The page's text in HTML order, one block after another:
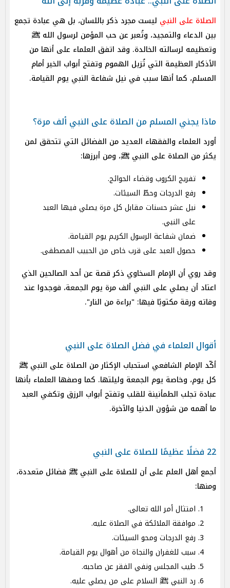
الصلاة على النبي ليست مجرد ذكر باللسان، بل هي عبادة تجمع
بين الدعاء والتمجيد، وتُعبر عن حب المؤمن لرسول الله ﷺ
وتعظيمه لرسالته الخالدة. وقد اتفق العلماء على أنها من
الأذكار العظيمة التي تُزيل الهموم وتفتح أبواب الخير أمام
المسلم، كما أنها سبب في نيل شفاعة النبي يوم القيامة.
ماذا يجني المسلم من الصلاة على النبي ألف مرة؟
أورد العلماء والفقهاء العديد من الفضائل التي تتحقق لمن
يكثر من الصلاة على النبي ﷺ، ومن أبرزها:
تفريج الكروب وقضاء الحوائج.
رفع الدرجات وحطّ السيئات.
نيل عشر حسنات مقابل كل مرة يصلي فيها العبد
على النبي.
ضمان شفاعة الرسول الكريم يوم القيامة.
حصول العبد على قرب خاص من الحبيب المصطفى.
وقد روي أن الإمام السخاوي ذكر قصة عن أحد الصالحين الذي
اعتاد أن يصلي على النبي ألف مرة يوم الجمعة، فوجدوا عند
وفاته ورقة مكتوبًا فيها: "براءة من النار".
أقوال العلماء في فضل الصلاة على النبي
أكّد الإمام الشافعي استحباب الإكثار من الصلاة على النبي ﷺ
كل يوم، وخاصة يوم الجمعة وليلتها. كما وصفها العلماء بأنها
عبادة تجلب الطمأنينة للقلب وتفتح أبواب الرزق وتكفي العبد
ما أهمه من شؤون الدنيا والآخرة.
22 فضلًا عظيمًا للصلاة على النبي
أجمع أهل العلم على أن للصلاة على النبي ﷺ فضائل متعددة،
ومنها:
امتثال أمر الله تعالى.
موافقة الملائكة في الصلاة عليه.
رفع الدرجات ومحو السيئات.
سبب للغفران والنجاة من أهوال يوم القيامة.
طيب المجلس ونفي الفقر عن صاحبه.
رد النبي ﷺ السلام على من يصلي عليه.